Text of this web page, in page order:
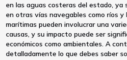
en las aguas costeras del estado, ya
en otras vías navegables como ríos
marítimas pueden involucrar una
causas, y su impacto puede ser
económicos como ambientales. A
detalladamente lo que debes saber